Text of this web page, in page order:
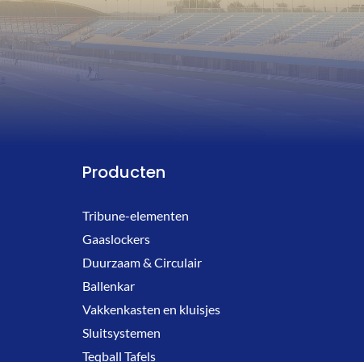
Producten
Tribune-elementen
Gaaslockers
Duurzaam & Circulair
Ballenkar
Vakkenkasten en kluisjes
Sluitsystemen
Teqball Tafels